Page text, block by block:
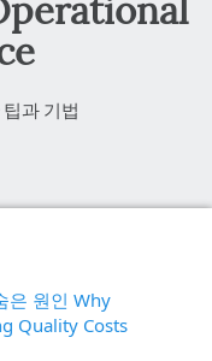
과 기법
은 원인 Why
Quality Costs